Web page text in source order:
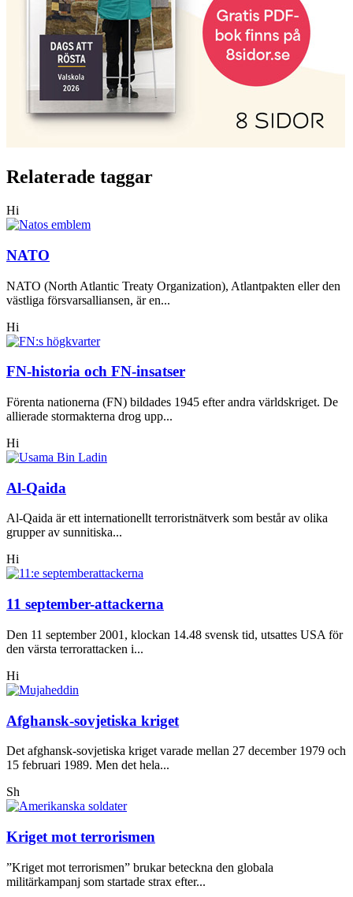
Relaterade taggar
Hi
NATO
NATO (North Atlantic Treaty Organization), Atlantpakten eller den
västliga försvarsalliansen, är en...
Hi
FN-historia och FN-insatser
Förenta nationerna (FN) bildades 1945 efter andra världskriget. De
allierade stormakterna drog upp...
Hi
Al-Qaida
Al-Qaida är ett internationellt terroristnätverk som består av olika
grupper av sunnitiska...
Hi
11 september-attackerna
Den 11 september 2001, klockan 14.48 svensk tid, utsattes USA för
den värsta terrorattacken i...
Hi
Afghansk-sovjetiska kriget
Det afghansk-sovjetiska kriget varade mellan 27 december 1979 och
15 februari 1989. Men det hela...
Sh
Kriget mot terrorismen
”Kriget mot terrorismen” brukar beteckna den globala
militärkampanj som startade strax efter...